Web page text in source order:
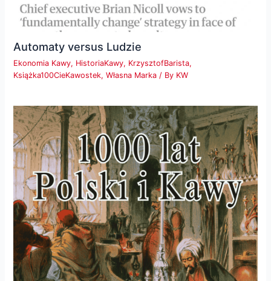
Automaty versus Ludzie
Ekonomia Kawy, HistoriaKawy, KrzysztofBarista,
Książka100CieKawostek,Własna Marka / By KW